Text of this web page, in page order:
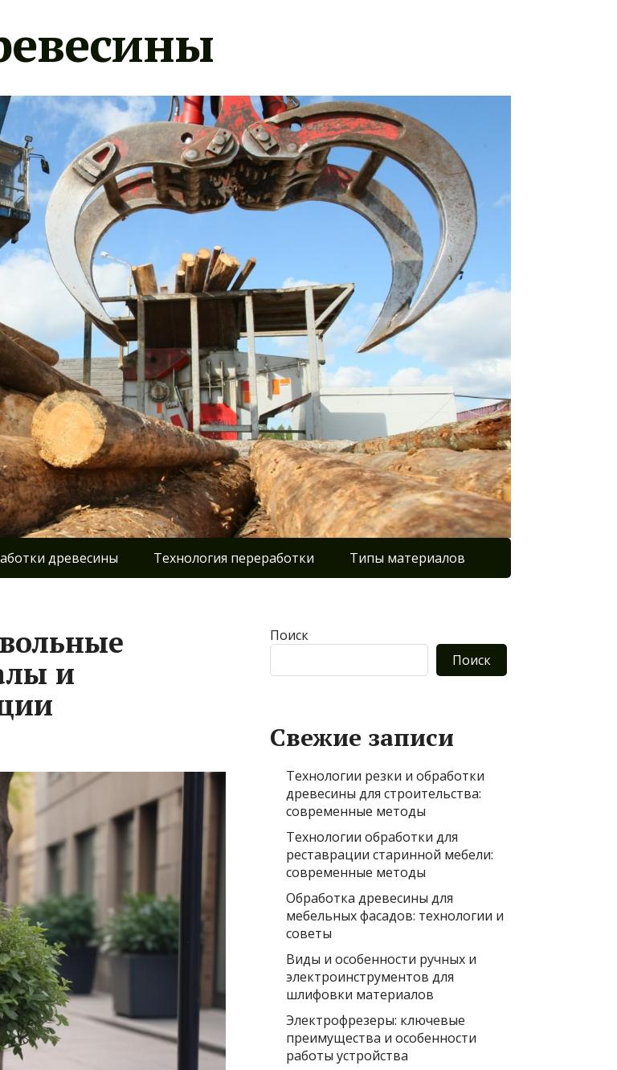
древесины Технология переработки Типы материалов
и
Поиск
Поиск
Свежие записи
Технологии резки и обработки
древесины для строительства:
современные методы
Технологии обработки для
реставрации старинной мебели:
современные методы
Обработка древесины для
мебельных фасадов: технологии и
советы
Виды и особенности ручных и
электроинструментов для
шлифовки материалов
Электрофрезеры: ключевые
преимущества и особенности
работы устройства